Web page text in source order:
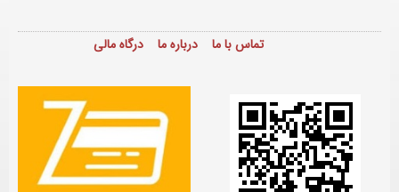
تماس با ما درباره ما درگاه مالی